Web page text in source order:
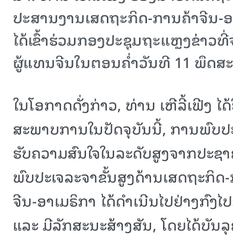
ປະສານງານເສດຖະກິດ-ການຄ້າຈີນ-
ໄດ້ເຂົ້າຮ່ວມກອງປະຊຸມຖະແຫຼງຂ່າວ
ຜູ້ແທນຈີນໃນຕອນຄໍ່າວັນທີ 11 ພຶດສ
ໃນໂອກາດດັ່ງກ່າວ, ທ່ານ ເຫີລີ້ເຟີງ ໄ
ສະພາບການໃນປັດຈຸບັນນີ້, ການພົບປ
ຮັບຄວາມສົນໃຈໃນລະດັບສູງຈາກປະຊ
ພົບປະເຈລະຈາຂັ້ນສູງດ້ານເສດຖະກິ
ຈີນ-ອາເມຣິກາ ໄດ້ດໍາເນີນໄປຢ່າງກົງໄ
ແລະ ມີລັກສະນະສ້າງສັນ, ໂດຍໄດ້ບັນ